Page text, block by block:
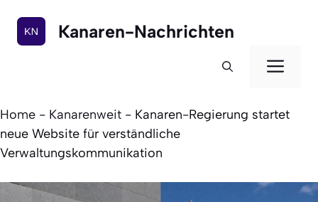
Inhalt
springen
Kanaren-Nachrichten
Home - Kanarenweit - Kanaren-Regierung startet
neue Website für verständliche
Verwaltungskommunikation